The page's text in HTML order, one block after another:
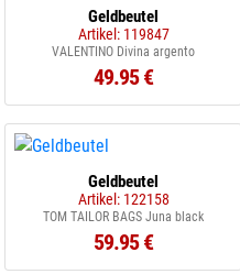
Geldbeutel
Artikel: 119847
VALENTINO Divina argento
49.95 €
Geldbeutel
Artikel: 122158
TOM TAILOR BAGS Juna black
59.95 €